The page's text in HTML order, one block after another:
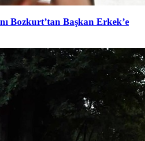
Bozkurt’tan Başkan Erkek’e